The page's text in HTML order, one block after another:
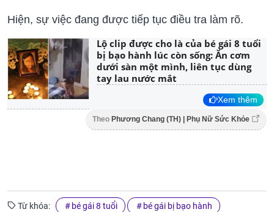
Hiện, sự việc đang được tiếp tục điều tra làm rõ.
Lộ clip được cho là của bé gái 8 tuổi
bị bạo hành lúc còn sống: Ăn cơm
dưới sàn một mình, liên tục dùng
tay lau nước mắt
Xem thêm
Theo Phương Chang (TH) | Phụ Nữ Sức Khỏe
Từ khóa: bé gái 8 tuổi bé gái bị bạo hành